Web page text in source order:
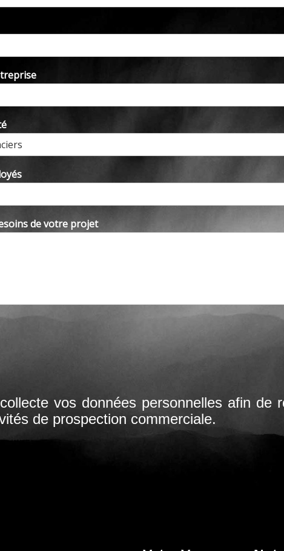
de votre projet
collecte vos données personnelles afin de
de prospection commerciale.